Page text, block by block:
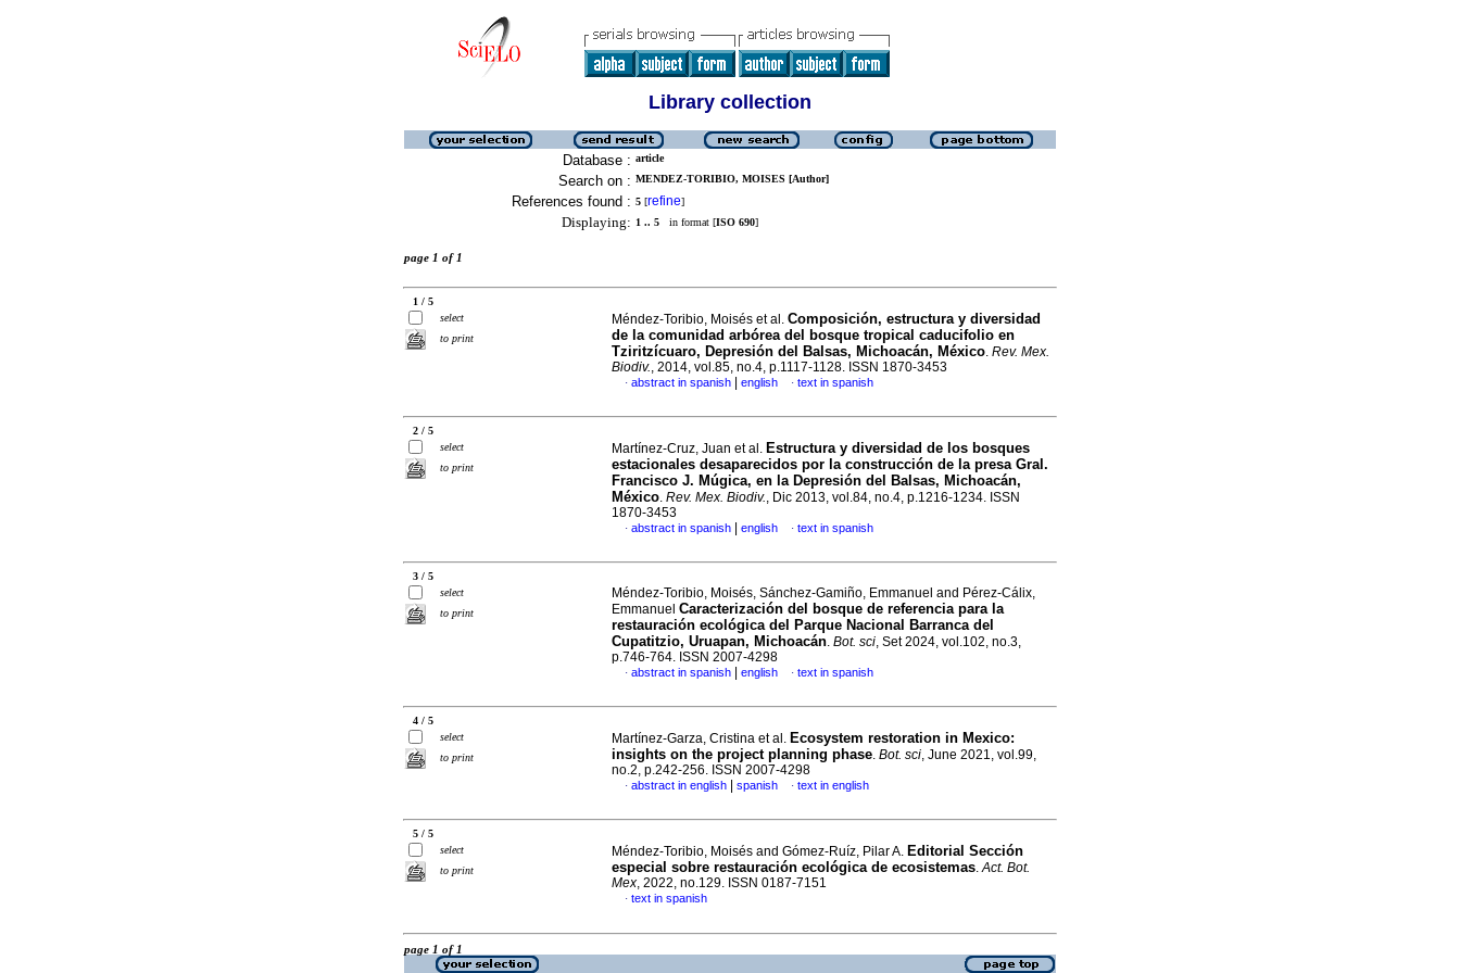
Library collection
Database : article
Search on : MENDEZ-TORIBIO, MOISES [Author]
References found : 5 [refine]
Displaying: 1 .. 5 in format [ISO 690]
page 1 of 1
1 / 5
select
to print
Méndez-Toribio, Moisés et al. Composición, estructura y diversidad
de la comunidad arbórea del bosque tropical caducifolio en
Tziritzícuaro, Depresión del Balsas, Michoacán, México. Rev. Mex.
Biodiv., 2014, vol.85, no.4, p.1117-1128. ISSN 1870-3453
· abstract in spanish english · text in spanish
2 / 5
select
to print
Martínez-Cruz, Juan et al. Estructura y diversidad de los bosques
estacionales desaparecidos por la construcción de la presa Gral.
Francisco J. Múgica, en la Depresión del Balsas, Michoacán,
México. Rev. Mex. Biodiv., Dic 2013, vol.84, no.4, p.1216-1234. ISSN
1870-3453
· abstract in spanish english · text in spanish
3 / 5
select
to print
Méndez-Toribio, Moisés, Sánchez-Gamiño, Emmanuel and Pérez-Cálix,
Emmanuel Caracterización del bosque de referencia para la
restauración ecológica del Parque Nacional Barranca del
Cupatitzio, Uruapan, Michoacán. Bot. sci, Set 2024, vol.102, no.3,
p.746-764. ISSN 2007-4298
· abstract in spanish english · text in spanish
4 / 5
select
to print
Martínez-Garza, Cristina et al. Ecosystem restoration in Mexico:
insights on the project planning phase. Bot. sci, June 2021, vol.99,
no.2, p.242-256. ISSN 2007-4298
· abstract in english spanish · text in english
5 / 5
select
to print
Méndez-Toribio, Moisés and Gómez-Ruíz, Pilar A. Editorial Sección
especial sobre restauración ecológica de ecosistemas.Act. Bot.
Mex, 2022, no.129. ISSN 0187-7151
· text in spanish
page 1 of 1